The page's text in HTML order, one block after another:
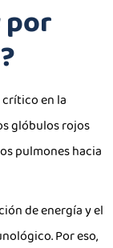
por
en la
glóbulos rojos
pulmones hacia
de energía y el
Por eso,